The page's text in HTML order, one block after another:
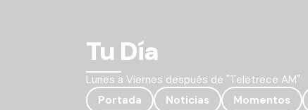
Tu Día
Lunes a Viernes después de "Teletrece AM"
Portada
Noticias Momentos